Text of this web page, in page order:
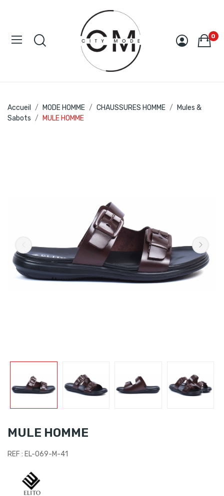
0
Accueil MODE HOMME CHAUSSURES HOMME
Mules &
Sabots
MULE HOMME
MULE HOMME
REF : EL-069-M-41